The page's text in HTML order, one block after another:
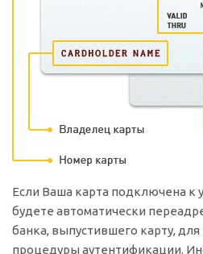
Если Ваша карта подключена к
будете автоматически
банка, выпустившего карту,
процедуры аутентификации.